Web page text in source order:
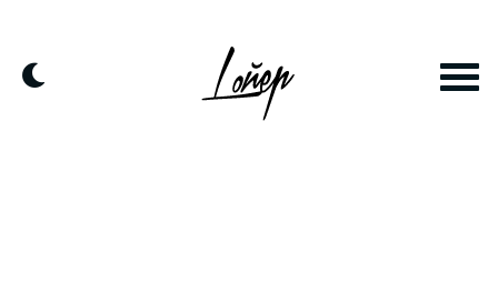
content